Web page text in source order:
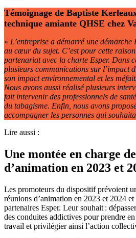
Témoignage de Baptiste
technique amiante QHSE chez
« L’entreprise a démarré une démarche
au cœur du sujet. C’est pour cette
partenariat avec la charte Esper. Dans
plusieurs communications sur l’impact
son impact environnemental et les
Nous avons aussi réalisé plusieurs
fait intervenir des professionnels de
du tabagisme. Enfin, nous avons
accompagner les personnes qui
Lire aussi :
Une montée en charge
d’animation en 2023 et
Les promoteurs du dispositif prévoient
réunions d’animation en 2023 et 2024 et
partenaires Esper. Leur souhait :
des conduites addictives pour prendre
travail et privilégier ainsi l’action